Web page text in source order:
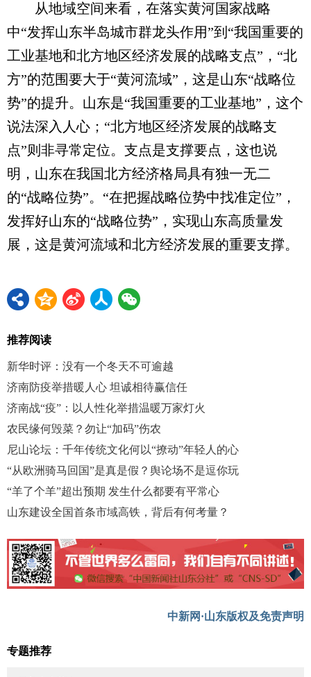
从地域空间来看，在落实黄河国家战略
中“发挥山东半岛城市群龙头作用”到“我国重要的
工业基地和北方地区经济发展的战略支点”，“北
方”的范围要大于“黄河流域”，这是山东“战略位
势”的提升。山东是“我国重要的工业基地”，这个
说法深入人心；“北方地区经济发展的战略支
点”则非寻常定位。支点是支撑要点，这也说
明，山东在我国北方经济格局具有独一无二
的“战略位势”。“在把握战略位势中找准定位”，
发挥好山东的“战略位势”，实现山东高质量发
展，这是黄河流域和北方经济发展的重要支撑。
推荐阅读
新华时评：没有一个冬天不可逾越
济南防疫举措暖人心 坦诚相待赢信任
济南战“疫”：以人性化举措温暖万家灯火
农民缘何毁菜？勿让“加码”伤农
尼山论坛：千年传统文化何以“撩动”年轻人的心
“从欧洲骑马回国”是真是假？舆论场不是逗你玩
“羊了个羊”超出预期 发生什么都要有平常心
山东建设全国首条市域高铁，背后有何考量？
中新网·山东版权及免责声明
专题推荐